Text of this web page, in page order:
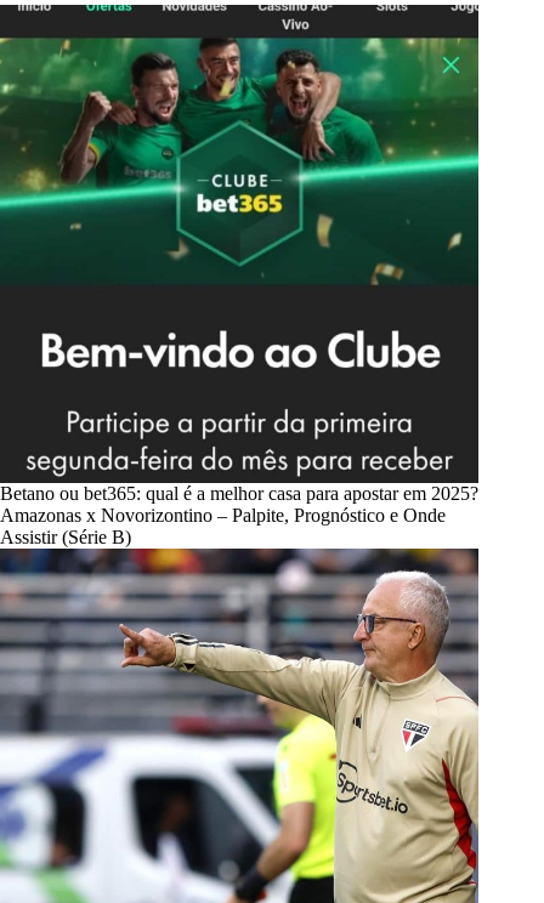
Betano ou bet365: qual é a melhor casa para apostar em 2025?
Amazonas x Novorizontino – Palpite, Prognóstico e Onde
Assistir (Série B)